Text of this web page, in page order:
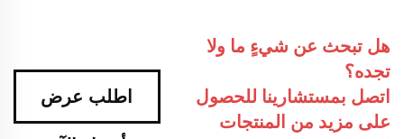
هل تبحث عن شيءٍ ما ولا
تجده؟
اتصل بمستشارينا للحصول
على مزيد من المنتجات
اطلب عرض